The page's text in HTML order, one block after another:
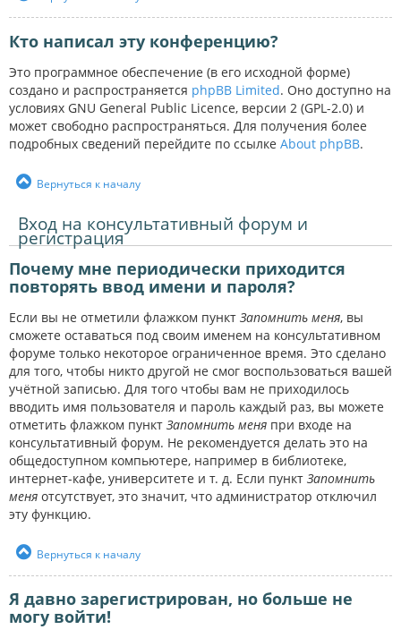
Кто написал эту конференцию?
Это программное обеспечение (в его исходной форме)
создано и распространяется phpBB Limited. Оно доступно на
условиях GNU General Public Licence, версии 2 (GPL-2.0) и
может свободно распространяться. Для получения более
подробных сведений перейдите по ссылке About phpBB.
Вернуться к началу
Вход на консультативный форум и
регистрация
Почему мне периодически приходится
повторять ввод имени и пароля?
Если вы не отметили флажком пункт Запомнить меня, вы
сможете оставаться под своим именем на консультативном
форуме только некоторое ограниченное время. Это сделано
для того, чтобы никто другой не смог воспользоваться вашей
учётной записью. Для того чтобы вам не приходилось
вводить имя пользователя и пароль каждый раз, вы можете
отметить флажком пункт Запомнить меня при входе на
консультативный форум. Не рекомендуется делать это на
общедоступном компьютере, например в библиотеке,
интернет-кафе, университете и т. д. Если пункт Запомнить
меня отсутствует, это значит, что администратор отключил
эту функцию.
Вернуться к началу
Я давно зарегистрирован, но больше не
могу войти!